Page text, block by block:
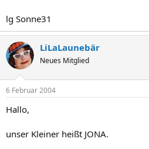
lg Sonne31
LiLaLaunebär
Neues Mitglied
6 Februar 2004
Hallo,
unser Kleiner heißt JONA.